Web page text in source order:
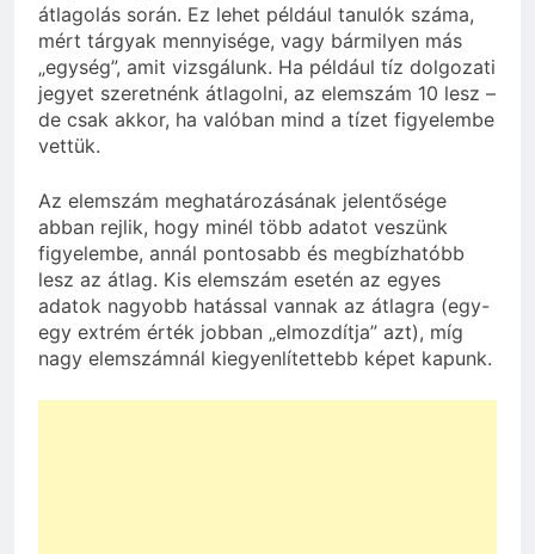
átlagolás során. Ez lehet például tanulók száma,
mért tárgyak mennyisége, vagy bármilyen más
„egység”, amit vizsgálunk. Ha például tíz dolgozati
jegyet szeretnénk átlagolni, az elemszám 10 lesz –
de csak akkor, ha valóban mind a tízet figyelembe
vettük.
Az elemszám meghatározásának jelentősége
abban rejlik, hogy minél több adatot veszünk
figyelembe, annál pontosabb és megbízhatóbb
lesz az átlag. Kis elemszám esetén az egyes
adatok nagyobb hatással vannak az átlagra (egy-
egy extrém érték jobban „elmozdítja” azt), míg
nagy elemszámnál kiegyenlítettebb képet kapunk.